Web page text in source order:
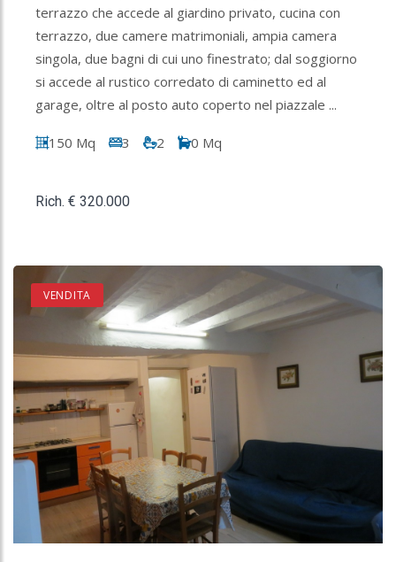
terrazzo che accede al giardino privato, cucina con
terrazzo, due camere matrimoniali, ampia camera
singola, due bagni di cui uno finestrato; dal soggiorno
si accede al rustico corredato di caminetto ed al
garage, oltre al posto auto coperto nel piazzale ...
150 Mq 3 2 0 Mq
Rich. € 320.000
VENDITA